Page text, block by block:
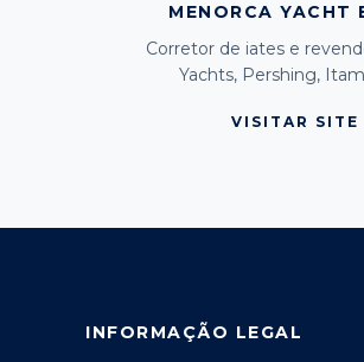
MENORCA YACHT
Corretor de iates e
Yachts, Pershing,
VISITAR SITE
INFORMAÇÃO LEGAL